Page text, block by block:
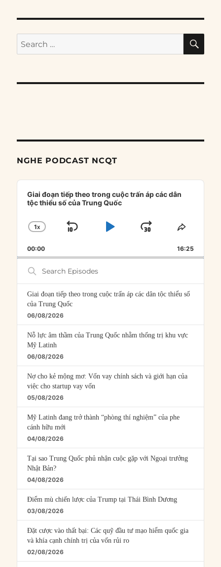
Search
for:
NGHE PODCAST NCQT
Audio
Player
Giai đoạn tiếp theo trong cuộc trấn áp các dân
tộc thiểu số của Trung Quốc
CHANGE
RATE
1X
SKIP
PLAYJUMP
FORWARD
SHARE
00:00 16:25
Search
Episodes
Giai đoạn tiếp theo trong cuộc trấn áp các dân tộc thiểu số
của Trung Quốc
06/08/2026
Nỗ lực âm thầm của Trung Quốc nhằm thống trị khu vực
Mỹ Latinh
06/08/2026
Nợ cho kẻ mộng mơ: Vốn vay chính sách và giới hạn của
việc cho startup vay vốn
05/08/2026
Mỹ Latinh đang trở thành “phòng thí nghiệm” của phe
cánh hữu mới
04/08/2026
Tại sao Trung Quốc phủ nhận cuộc gặp với Ngoại trưởng
Nhật Bản?
04/08/2026
Điểm mù chiến lược của Trump tại Thái Bình Dương
03/08/2026
Đặt cược vào thất bại: Các quỹ đầu tư mạo hiểm quốc gia
và khía cạnh chính trị của vốn rủi ro
02/08/2026